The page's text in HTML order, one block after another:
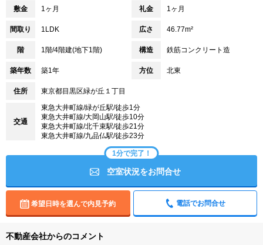
敷金 1ヶ月 礼金 1ヶ月
間取り 1LDK 広さ 46.77m²
階 1階/4階建(地下1階) 構造 鉄筋コンクリート造
築年数 築1年 方位 北東
住所 東京都目黒区緑が丘１丁目
交通
東急大井町線/緑が丘駅/徒歩1分
東急大井町線/大岡山駅/徒歩10分
東急大井町線/北千束駅/徒歩21分
東急大井町線/九品仏駅/徒歩23分
1分で完了！
空室状況をお問合せ
希望日時を選んで内見予約 電話でお問合せ
不動産会社からのコメント